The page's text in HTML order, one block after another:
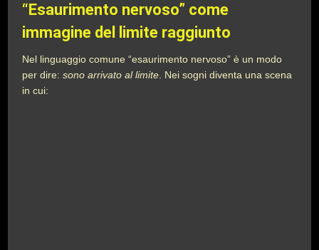
“Esaurimento nervoso” come
immagine del limite raggiunto
Nel linguaggio comune “esaurimento nervoso” è un modo
per dire:sono arrivato al limite . Nei sogni diventa una scena
in cui: